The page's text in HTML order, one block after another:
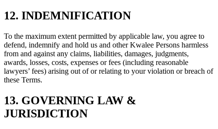
12. INDEMNIFICATION
To the maximum extent permitted by applicable law, you agree to
defend, indemnify and hold us and other Kwalee Persons harmless
from and against any claims, liabilities, damages, judgments,
awards, losses, costs, expenses or fees (including reasonable
lawyers’ fees) arising out of or relating to your violation or breach of
these Terms.
13. GOVERNING LAW &
JURISDICTION